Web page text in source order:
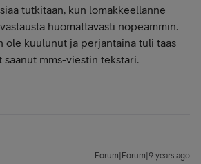
tutkitaan, kun lomakkeellanne
huomattavasti nopeammin.
ole kuulunut ja perjantaina tuli taas
mms-viestin tekstari.
Forum|Forum|9 years ago